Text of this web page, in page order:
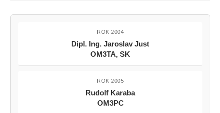
ROK 2004
Dipl. Ing. Jaroslav Just
OM3TA, SK
ROK 2005
Rudolf Karaba
OM3PC